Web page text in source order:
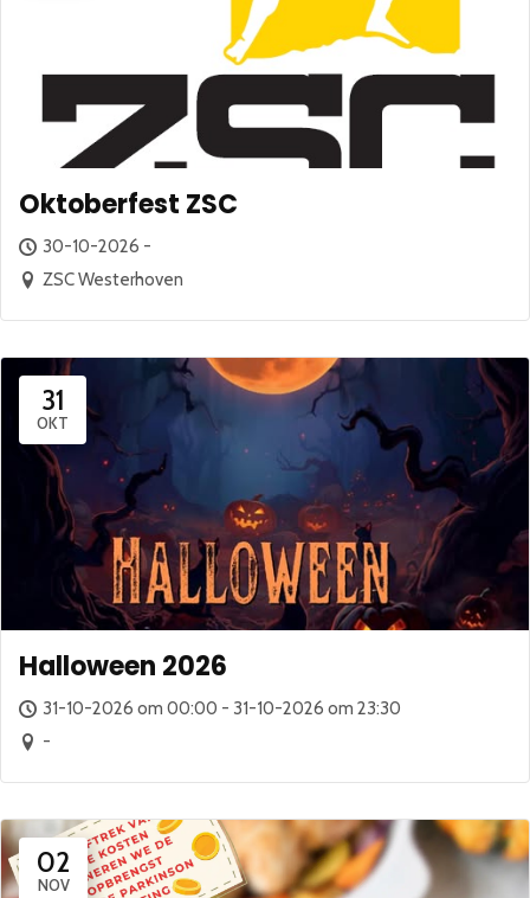
Oktoberfest ZSC
30-10-2026 -
ZSC Westerhoven
31
OKT
Halloween 2026
31-10-2026 om 00:00 - 31-10-2026 om 23:30
-
02
NOV